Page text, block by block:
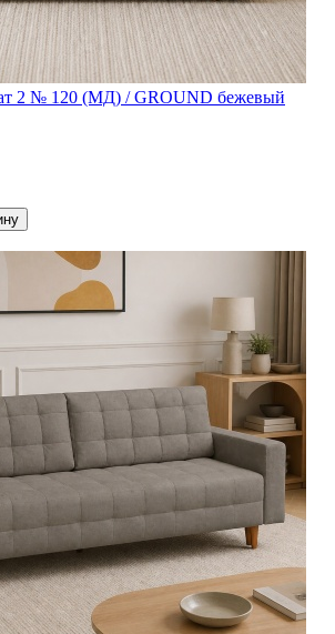
2 № 120 (МД) / GROUND бежевый